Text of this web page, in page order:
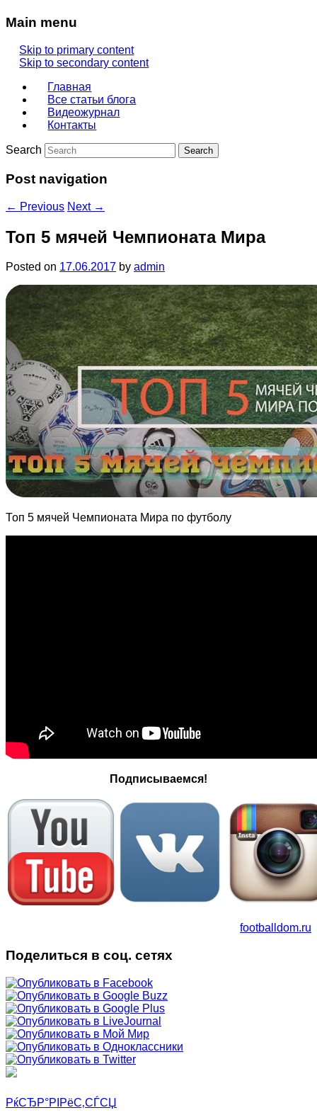
Main menu
Skip to primary content
Skip to secondary content
Главная
Все статьи блога
Видеожурнал
Контакты
Search
Post navigation
← Previous Next →
Топ 5 мячей Чемпионата Мира
Posted on 17.06.2017 by admin
Топ 5 мячей Чемпионата Мира по футболу
Подписываемся!
footballdom.ru
Поделиться в соц. сетях
РќСЂР°РІРёС‚СЃСЏ